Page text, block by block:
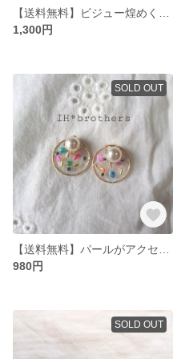
1,300円
SOLD OUT
980円
SOLD OUT